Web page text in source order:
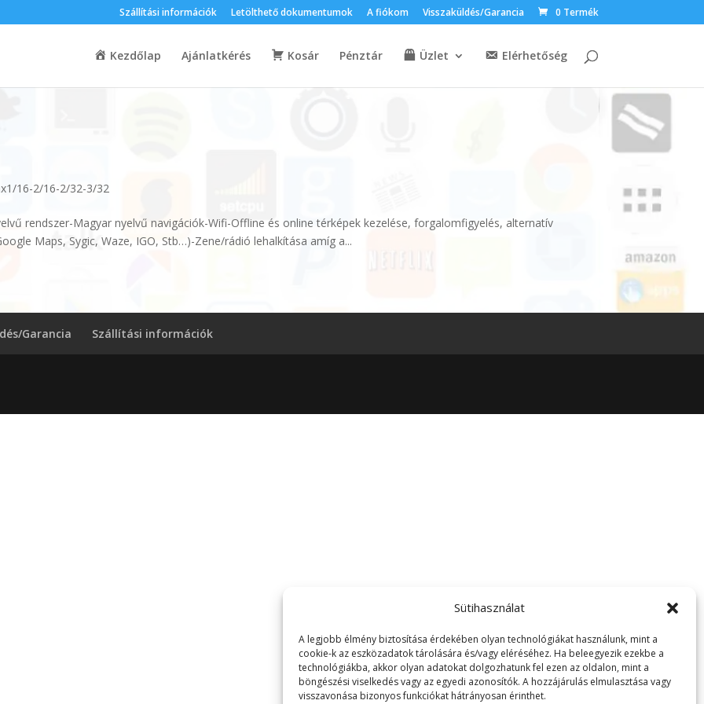
Sütihasználat
A legjobb élmény biztosítása érdekében olyan technológiákat használunk, mint a
cookie-k az eszközadatok tárolására és/vagy eléréséhez. Ha beleegyezik ezekbe a
technológiákba, akkor olyan adatokat dolgozhatunk fel ezen az oldalon, mint a
böngészési viselkedés vagy az egyedi azonosítók. A hozzájárulás elmulasztása vagy
visszavonása bizonyos funkciókat hátrányosan érinthet.
Szállítási információk Letölthető dokumentumok A fiókom Visszaküldés/Garancia 0 Termék
Kezdőlap Ajánlatkérés Kosár Pénztár Üzlet Elérhetőség
16-2/16-2/32-3/32
rendszer-Magyar nyelvű navigációk-Wifi-Offline és online térképek kezelése, forgalomfigyelés, alternatív
Maps, Sygic, Waze, IGO, Stb…)-Zene/rádió lehalkítása amíg a...
Garancia Szállítási információk